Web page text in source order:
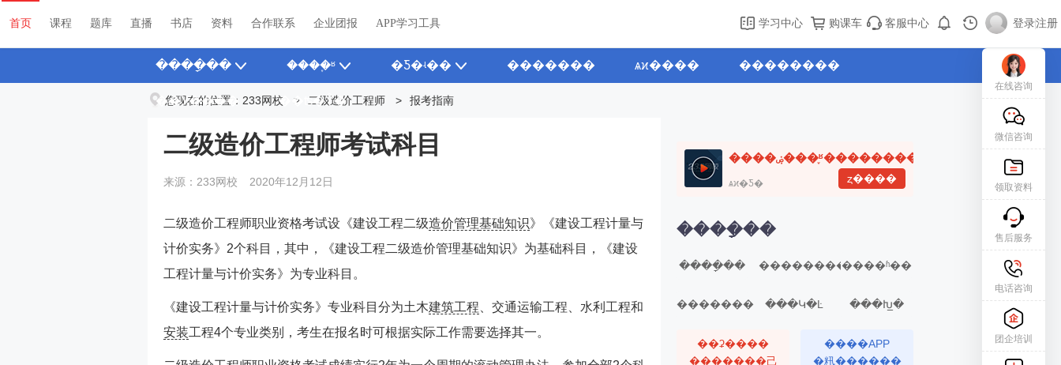
首页 课程 题库 直播 书店 资料 合作联系 企业团报 APP学习工具 学习中心 购课车 客服中心 登录|注册
����ָ�� ����֪ʶ �Ƽ�ʵ�� ������� ѧϰ���� ��������
��У���� ��ʦ�Ŷ�
您现在的位置： 233网校 > 二级造价工程师 > 报考指南
二级造价工程师考试科目
来源：233网校 2020年12月12日
二级造价工程师职业资格考试设《建设工程二级造价管理基础知识》《建设工程计量与
计价实务》2个科目，其中，《建设工程二级造价管理基础知识》为基础科目，《建设
工程计量与计价实务》为专业科目。
《建设工程计量与计价实务》专业科目分为土木建筑工程 、交通运输工程、水利工程和
安装工程4个专业类别，考生在报名时可根据实际工作需要选择其一。
����ۻ���֪ʶ��������
ѧϰ�Ƽ� ȥ����
����ָ��
����ָ�� ������������ʱ��
������� ���Կ�Ŀ ���Խ̲�
��ʡ����
�������⼰
����APP
�籸������֤
在线咨询
微信咨询
领取资料
售后服务
电话咨询
团企培训